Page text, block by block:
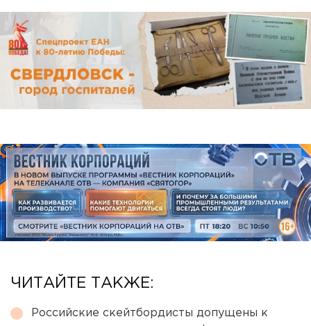
ЧИТАЙТЕ ТАКЖЕ:
Российские скейтбордисты допущены к